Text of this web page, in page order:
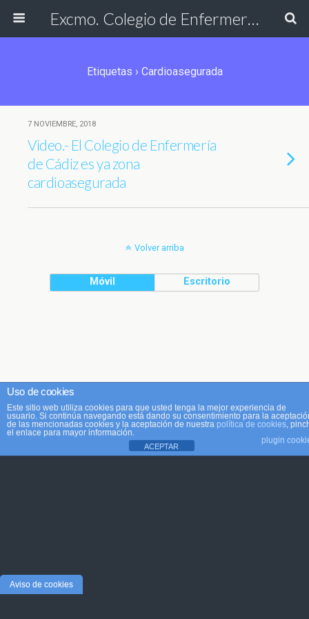
Excmo. Colegio de Enfermería de Cádiz
Etiquetas › Cardioasegurada
7 NOVIEMBRE, 2018
Video.- El Colegio de Enfermería
de Cádiz es ya zona
cardioasegurada
Volver arriba
Móvil Escritorio
Uso de cookies
Este sitio web utiliza cookies para que usted tenga la mejor experiencia de
usuario. Si continúa navegando está dando su consentimiento para la
de las mencionadas cookies y la aceptación de nuestra política de cookies,
el enlace para mayor información.
plugin
ACEPTAR
Aviso de cookies